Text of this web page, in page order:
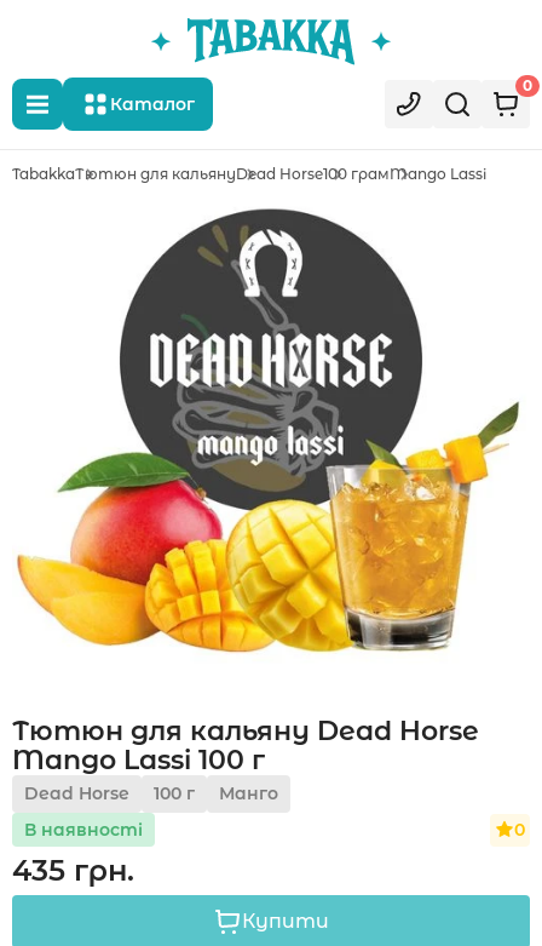
Каталог
0
Акції
Укр
TabakkaТютюн для кальянуDead Horse100 грамMango Lassi
Тютюн для кальяну Dead Horse
Mango Lassi 100 г
Dead Horse 100 г
Манго
В наявності
0
435 грн.
Купити